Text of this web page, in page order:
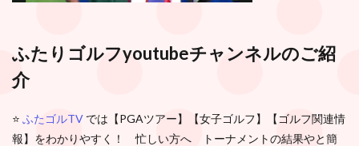
ふたりゴルフyoutubeチャンネルのご紹
介
⭐️ ふたゴルTV では【PGAツアー】【女子ゴルフ】【ゴルフ関連情
報】をわかりやすく！ 忙しい方へ トーナメントの結果やと簡